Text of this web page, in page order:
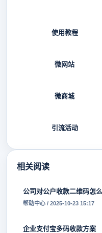
使用教程
微网站
微商城
引流活动
相关阅读
公司对公户收款二维码怎
帮助中心 / 2025-10-23 15:17
企业支付宝多码收款方案